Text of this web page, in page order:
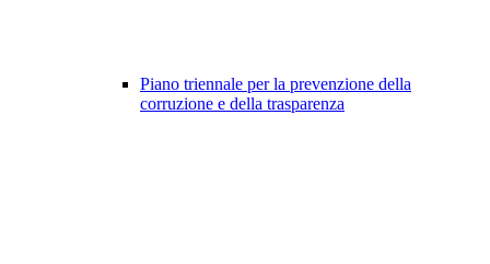
Piano triennale per la prevenzione della
corruzione e della trasparenza